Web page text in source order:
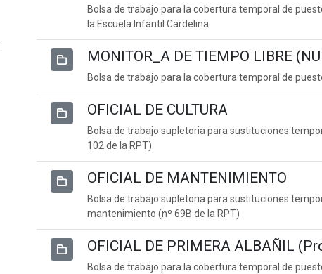
Bolsa de trabajo para la cobertura temporal de
la Escuela Infantil Cardelina.
MONITOR_A DE TIEMPO LIBRE
Bolsa de trabajo para la cobertura temporal de
OFICIAL DE CULTURA
Bolsa de trabajo supletoria para sustituciones
102 de la RPT).
OFICIAL DE MANTENIMIENTO
Bolsa de trabajo supletoria para sustituciones
mantenimiento (nº 69B de la RPT)
OFICIAL DE PRIMERA ALBAÑIL
Bolsa de trabajo para la cobertura temporal de